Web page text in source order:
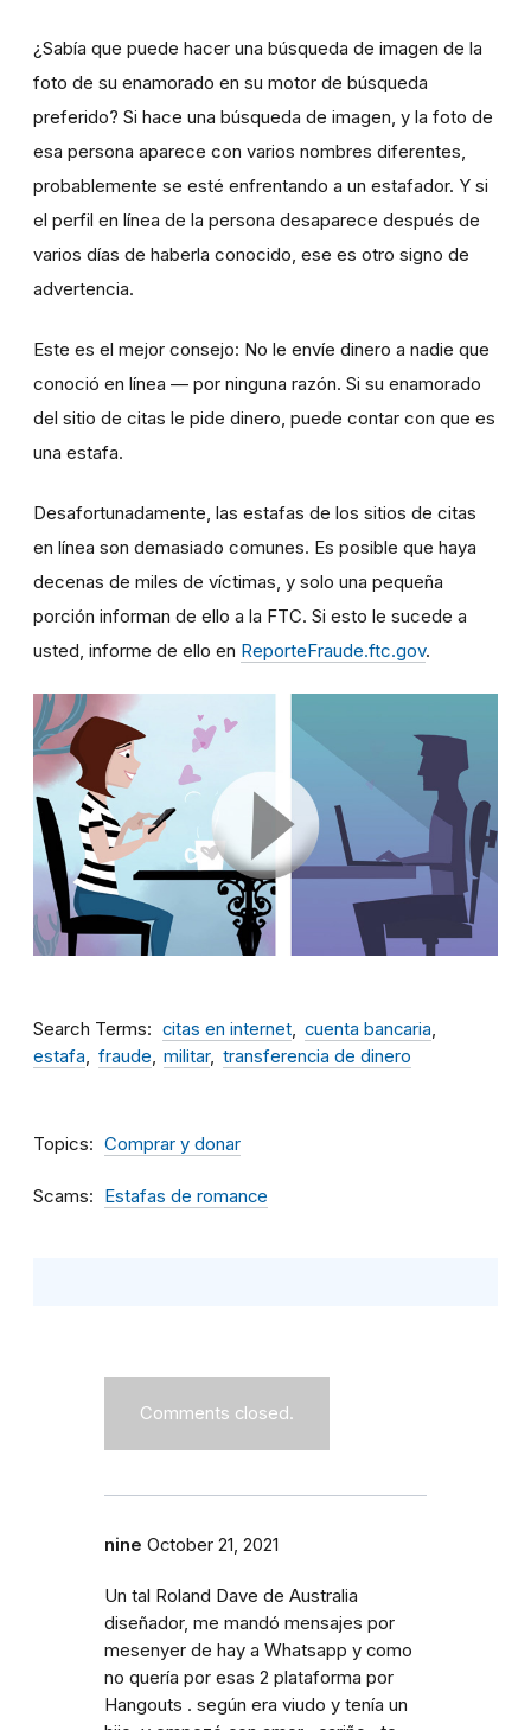
¿Sabía que puede hacer una búsqueda de imagen de la
foto de su enamorado en su motor de búsqueda
preferido? Si hace una búsqueda de imagen, y la foto de
esa persona aparece con varios nombres diferentes,
probablemente se esté enfrentando a un estafador. Y si
el perfil en línea de la persona desaparece después de
varios días de haberla conocido, ese es otro signo de
advertencia.
Este es el mejor consejo: No le envíe dinero a nadie que
conoció en línea — por ninguna razón. Si su enamorado
del sitio de citas le pide dinero, puede contar con que es
una estafa.
Desafortunadamente, las estafas de los sitios de citas
en línea son demasiado comunes. Es posible que haya
decenas de miles de víctimas, y solo una pequeña
porción informan de ello a la FTC. Si esto le sucede a
usted, informe de ello en ReporteFraude.ftc.gov.
Search Terms citas en internet
cuenta bancaria
estafa
fraude militar transferencia de dinero
Topics Comprar y donar
Scams Estafas de romance
Comments closed.
nine October 21, 2021
Un tal Roland Dave de Australia
diseñador, me mandó mensajes por
mesenyer de hay a Whatsapp y como
no quería por esas 2 plataforma por
Hangouts . según era viudo y tenía un